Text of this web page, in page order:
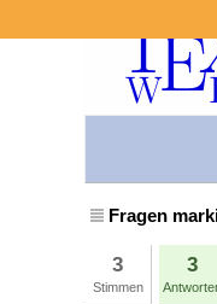
Fragen
3
Stimmen
3